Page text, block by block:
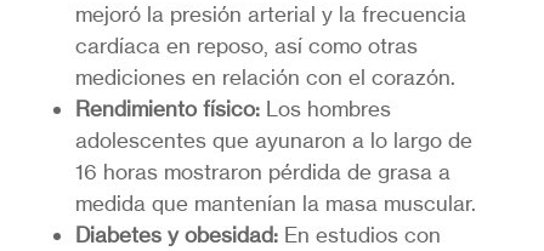
mejoró la presión arterial y la frecuencia
cardíaca en reposo, así como otras
mediciones en relación con el corazón.
Rendimiento físico:Los hombres
adolescentes que ayunaron a lo largo de
16 horas mostraron pérdida de grasa a
medida que mantenían la masa muscular.
Diabetes y obesidad:En estudios con